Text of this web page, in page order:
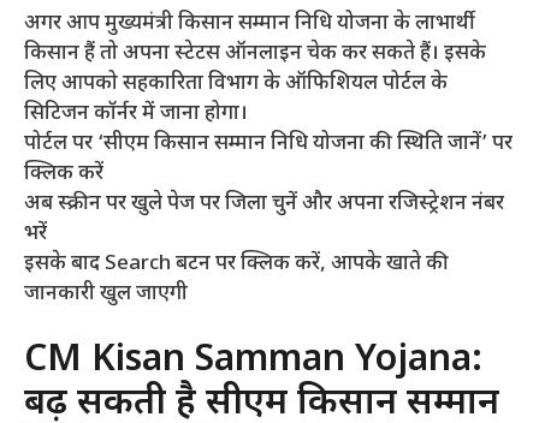
अगर आप मुख्यमंत्री किसान सम्मान निधि योजना के लाभार्थी
किसान हैं तो अपना स्टेटस ऑनलाइन चेक कर सकते हैं। इसके
लिए आपको सहकारिता विभाग के ऑफिशियल पोर्टल के
सिटिजन कॉर्नर में जाना होगा।
पोर्टल पर ‘सीएम किसान सम्मान निधि योजना की स्थिति जानें’ पर
क्लिक करें
अब स्क्रीन पर खुले पेज पर जिला चुनें और अपना रजिस्ट्रेशन नंबर
भरें
इसके बाद Search बटन पर क्लिक करें, आपके खाते की
जानकारी खुल जाएगी
CM Kisan Samman Yojana:
बढ़ सकती है सीएम किसान सम्मान